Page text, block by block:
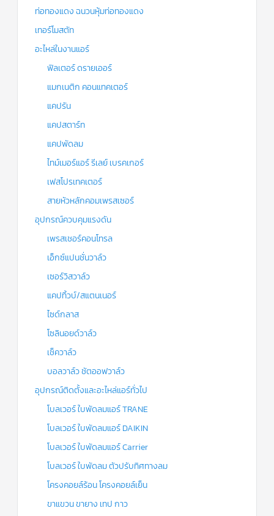
ท่อทองแดง ฉนวนหุ้มท่อทองแดง
เทอร์โมสตัท
อะไหล่ในงานแอร์
ฟิลเตอร์ ดรายเออร์
แมกเนติก คอนแทคเตอร์
แคปรัน
แคปสตาร์ท
แคปพัดลม
ไทม์เมอร์แอร์ รีเลย์ เบรคเกอร์
เฟสโปรเทคเตอร์
สายหัวหลักคอมเพรสเซอร์
อุปกรณ์ควบคุมแรงดัน
เพรสเชอร์คอนโทรล
เอ็กซ์แปนชั่นวาล์ว
เซอร์วิสวาล์ว
แคปทิ้วบ์/สแตนเนอร์
ไซด์กลาส
โซลินอยด์วาล์ว
เช็ควาล์ว
บอลวาล์ว ชัตออฟวาล์ว
อุปกรณ์ติดตั้งและอะไหล่แอร์ทั่วไป
โบลเวอร์ ใบพัดลมแอร์ TRANE
โบลเวอร์ ใบพัดลมแอร์ DAIKIN
โบลเวอร์ ใบพัดลมแอร์ Carrier
โบลเวอร์ ใบพัดลม ตัวปรับทิศทางลม
โครงคอยล์ร้อน โครงคอยล์เย็น
ขาแขวน ขายาง เทป กาว